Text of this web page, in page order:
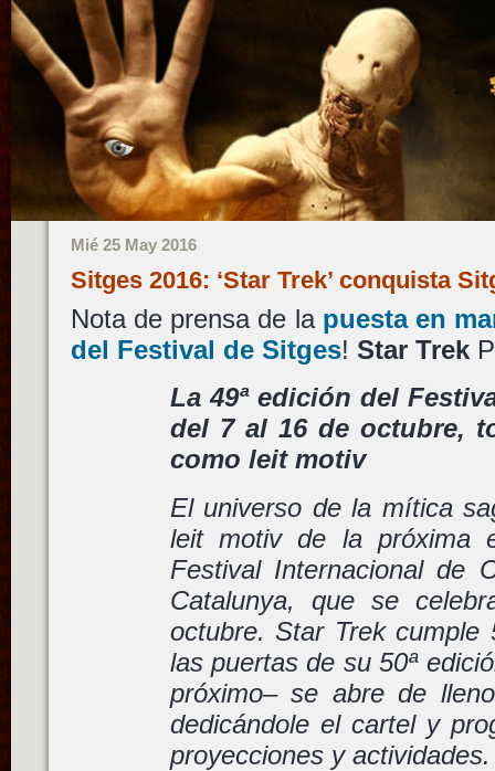
Mié 25 May 2016
Sitges 2016: ‘Star Trek’ conquista
Nota de prensa de la puesta en
del Festival de Sitges! Star Trek
La 49ª edición del
del 7 al 16 de octubre,
como leit motiv
El universo de la mítica
leit motiv de la próxima
Festival Internacional de
Catalunya, que se
octubre. Star Trek
las puertas de su 50ª
próximo– se abre de
dedicándole el cartel y
proyecciones y actividades.